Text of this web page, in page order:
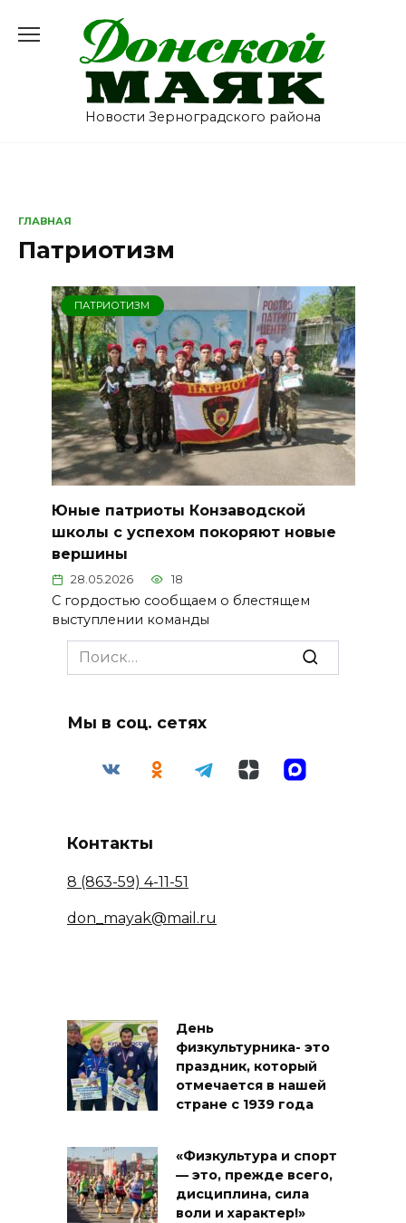
содержанию
Новости Зерноградского района
ГЛАВНАЯ
Патриотизм
ПАТРИОТИЗМ
Юные патриоты Конзаводской
школы с успехом покоряют новые
вершины
28.05.2026 18
С гордостью сообщаем о блестящем
выступлении команды
Search
for:
Мы в соц. сетях
Контакты
8 (863-59) 4-11-51
don_mayak@mail.ru
День
физкультурника- это
праздник, который
отмечается в нашей
стране с 1939 года
«Физкультура и спорт
— это, прежде всего,
дисциплина, сила
воли и характер!»